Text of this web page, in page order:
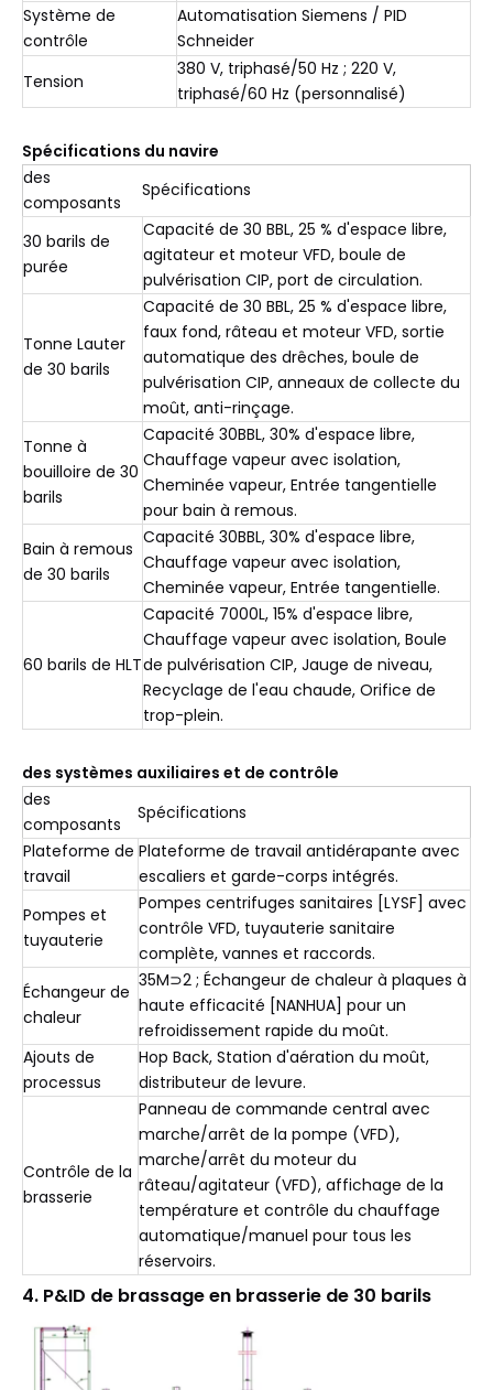
Système de
contrôle
Automatisation Siemens / PID
Schneider
Tension
380 V, triphasé/50 Hz ; 220 V,
triphasé/60 Hz (personnalisé)
Spécifications du navire
des
composants
Spécifications
30 barils de
purée
Capacité de 30 BBL, 25 % d'espace libre,
agitateur et moteur VFD, boule de
pulvérisation CIP, port de circulation.
Tonne Lauter
de 30 barils
Capacité de 30 BBL, 25 % d'espace libre,
faux fond, râteau et moteur VFD, sortie
automatique des drêches, boule de
pulvérisation CIP, anneaux de collecte du
moût, anti-rinçage.
Tonne à
bouilloire de 30
barils
Capacité 30BBL, 30% d'espace libre,
Chauffage vapeur avec isolation,
Cheminée vapeur, Entrée tangentielle
pour bain à remous.
Bain à remous
de 30 barils
Capacité 30BBL, 30% d'espace libre,
Chauffage vapeur avec isolation,
Cheminée vapeur, Entrée tangentielle.
60 barils de HLT
Capacité 7000L, 15% d'espace libre,
Chauffage vapeur avec isolation, Boule
de pulvérisation CIP, Jauge de niveau,
Recyclage de l'eau chaude, Orifice de
trop-plein.
des systèmes auxiliaires et de contrôle
des
composants
Spécifications
Plateforme de
travail
Plateforme de travail antidérapante avec
escaliers et garde-corps intégrés.
Pompes et
tuyauterie
Pompes centrifuges sanitaires [LYSF] avec
contrôle VFD, tuyauterie sanitaire
complète, vannes et raccords.
Échangeur de
chaleur
35M⊃2 ; Échangeur de chaleur à plaques à
haute efficacité [NANHUA] pour un
refroidissement rapide du moût.
Ajouts de
processus
Hop Back, Station d'aération du moût,
distributeur de levure.
Contrôle de la
brasserie
Panneau de commande central avec
marche/arrêt de la pompe (VFD),
marche/arrêt du moteur du
râteau/agitateur (VFD), affichage de la
température et contrôle du chauffage
automatique/manuel pour tous les
réservoirs.
4. P&ID de brassage en brasserie de 30 barils